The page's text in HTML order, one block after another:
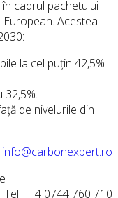
cadrul pachetului
European. Acestea
la cel puțin 42,5%
32,5%.
de nivelurile din
info@carbonexpert.ro
Tel.: + 4 0744 760 710